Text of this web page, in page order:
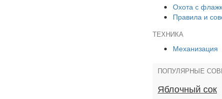
Охота с
Правила и
ТЕХНИКА
Механизация
ПОПУЛЯРНЫЕ
Яблочный сок